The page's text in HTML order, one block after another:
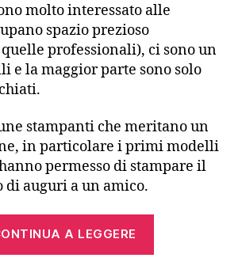
molto interessato alle
spazio prezioso
professionali), ci sono un
e la maggior parte sono solo
stampanti che meritano un
in particolare i primi modelli
permesso di stampare il
auguri a un amico.
A LEGGERE